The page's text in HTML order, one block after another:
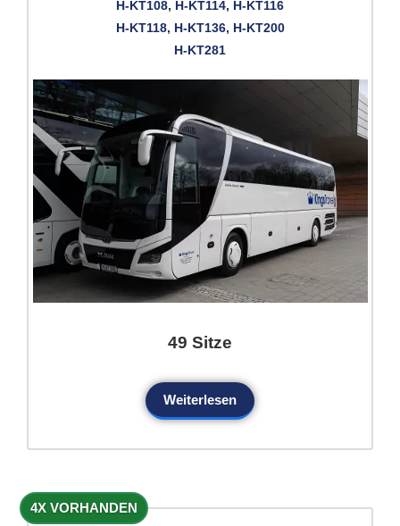
H-KT108, H-KT114, H-KT116
H-KT118, H-KT136, H-KT200
H-KT281
49 Sitze
Weiterlesen
4X VORHANDEN